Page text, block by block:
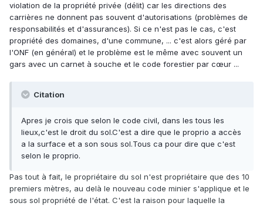
violation de la propriété privée (délit) car les directions des
carrières ne donnent pas souvent d'autorisations (problèmes de
responsabilités et d'assurances). Si ce n'est pas le cas, c'est
propriété des domaines, d'une commune, ... c'est alors géré par
l'ONF (en général) et le problème est le même avec souvent un
gars avec un carnet à souche et le code forestier par cœur ...
Citation
Apres je crois que selon le code civil, dans les tous les
lieux,c'est le droit du sol.C'est a dire que le proprio a accès
a la surface et a son sous sol.Tous ca pour dire que c'est
selon le proprio.
Pas tout à fait, le propriétaire du sol n'est propriétaire que des 10
premiers mètres, au delà le nouveau code minier s'applique et le
sous sol propriété de l'état. C'est la raison pour laquelle la